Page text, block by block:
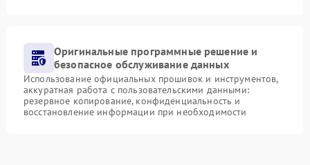
Оригинальные программные решение и
безопасное обслуживание данных
Использование официальных прошивок и инструментов,
аккуратная работа с пользовательскими данными:
резервное копирование, конфиденциальность и
восстановление информации при необходимости